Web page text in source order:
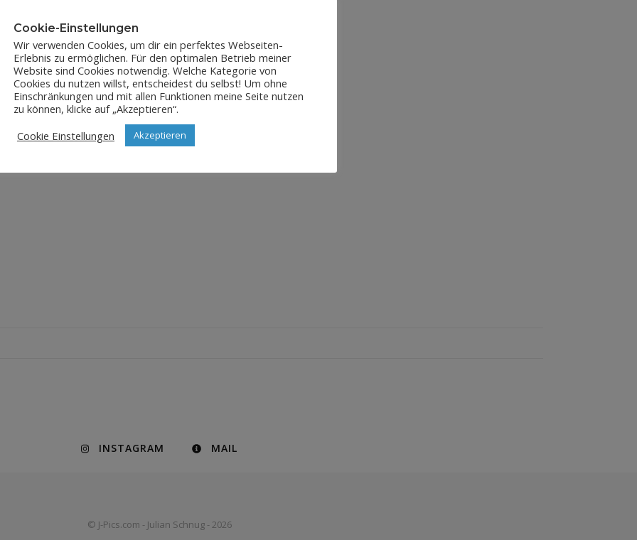
JP-00022
16. Mai 2020
INSTAGRAM MAIL
© J-Pics.com - Julian Schnug - 2026
Cookie-Einstellungen
Wir verwenden Cookies, um dir ein perfektes Webseiten-
Erlebnis zu ermöglichen. Für den optimalen Betrieb meiner
Website sind Cookies notwendig. Welche Kategorie von
Cookies du nutzen willst, entscheidest du selbst! Um ohne
Einschränkungen und mit allen Funktionen meine Seite nutzen
zu können, klicke auf „Akzeptieren“.
Cookie Einstellungen
Akzeptieren